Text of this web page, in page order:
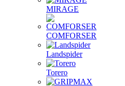
MIRAGE
COMFORSER
Landspider
Torero